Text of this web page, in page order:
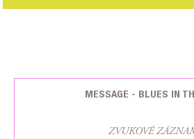
MESSAGE - BLUES IN
ZVUKOVÉ